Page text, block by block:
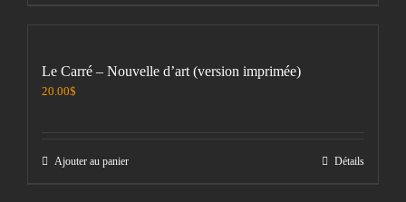
Le Carré – Nouvelle d’art (version imprimée)
20.00$
Ajouter au panier Détails